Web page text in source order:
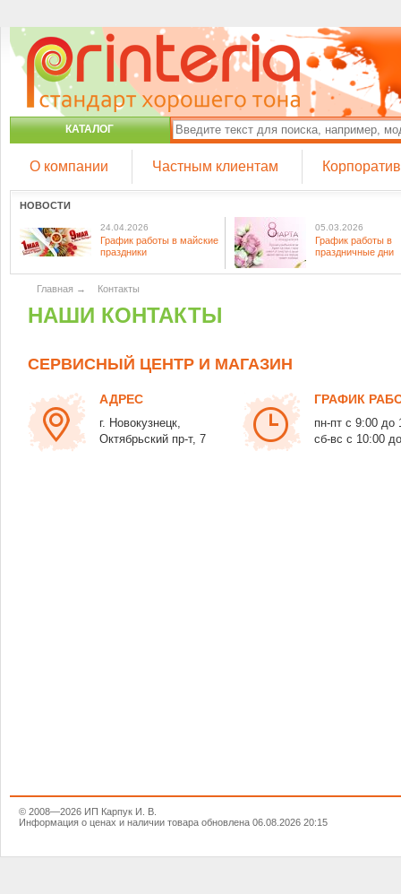
КАТАЛОГ
О компании Частным клиентам
НОВОСТИ
24.04.2026
График работы в майские
праздники
05.03.2026
График работы в
праздничные дни
Главная → Контакты
НАШИ КОНТАКТЫ
СЕРВИСНЫЙ ЦЕНТР И МАГАЗИН
АДРЕС
г. Новокузнецк,
Октябрьский пр-т, 7
ГРАФИК
пн-пт с 9:00 до
сб-вс с 10:00
© 2008—2026 ИП Карпук И. В.
Информация о ценах и наличии товара обновлена 06.08.2026 20:15